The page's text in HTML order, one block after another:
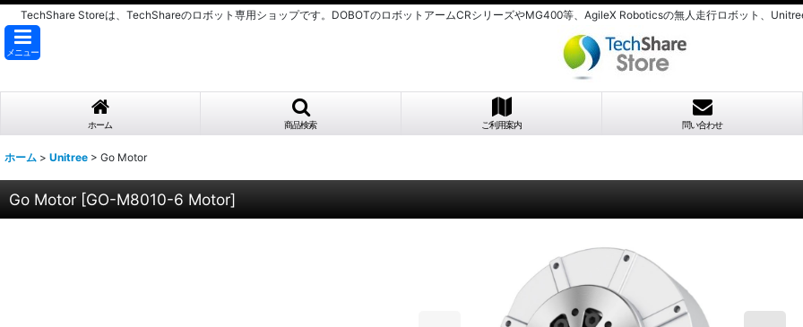
TechShare Storeは、TechShareのロボット専用ショップです。DOBOTのロボットアームCRシリーズやMG400等、AgileX Roboticsの無人走行ロボット、
メニュー
ホーム 商品検索 ご利用案内 問い合わせ
ホーム > Unitree > Go Motor
Go Motor [GO-M8010-6 Motor]